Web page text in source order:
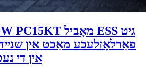
פאַרלאָזלעכע מאַכט אין
אין די